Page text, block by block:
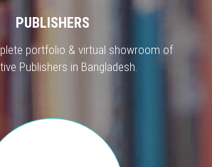
PUBLISHERS
portfolio & virtual showroom of
Publishers in Bangladesh.